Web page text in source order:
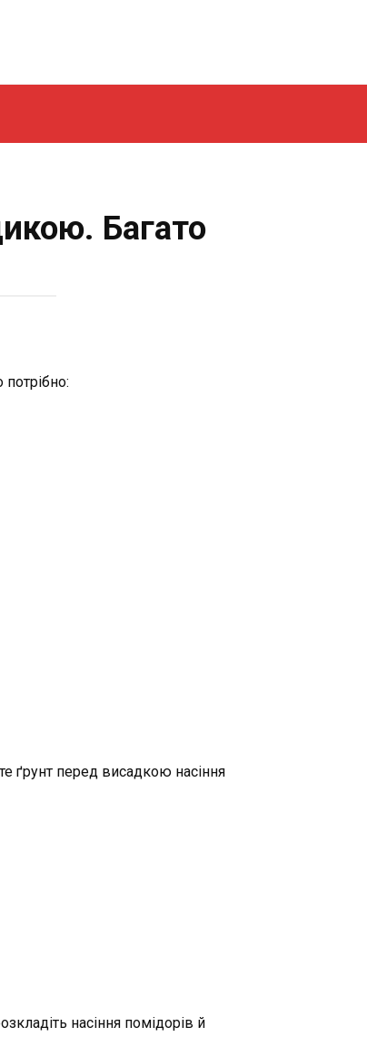
Багато
ґрунт перед висадкою насіння
насіння помідорів й